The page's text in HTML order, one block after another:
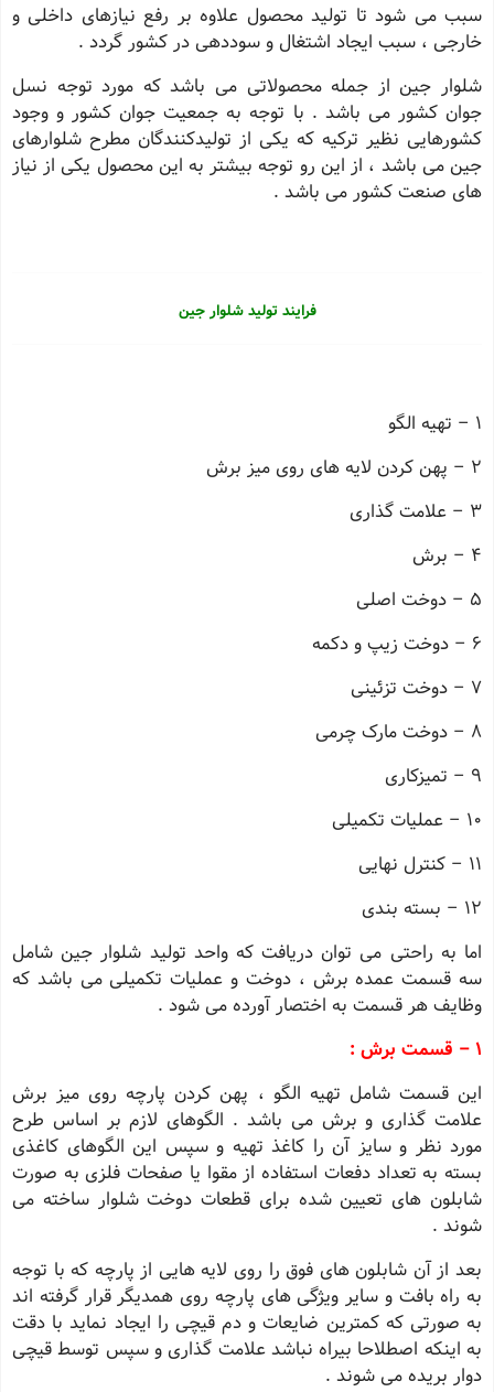
سبب می شود تا تولید محصول علاوه بر رفع نیازهای داخلی و
خارجی ، سبب ایجاد اشتغال و سوددهی در کشور گردد .
شلوار جین از جمله محصولاتی می باشد که مورد توجه نسل
جوان کشور می باشد . با توجه به جمعیت جوان کشور و وجود
کشورهایی نظیر ترکیه که یکی از تولیدکنندگان مطرح شلوارهای
جین می باشد ، از این رو توجه بیشتر به این محصول یکی از نیاز
های صنعت کشور می باشد .
فرایند تولید شلوار جین
1 – تهیه الگو
2 – پهن کردن لایه های روی میز برش
3 – علامت گذاری
4 – برش
5 – دوخت اصلی
6 – دوخت زیپ و دکمه
7 – دوخت تزئینی
8 – دوخت مارک چرمی
9 – تمیزکاری
10 – عملیات تکمیلی
11 – کنترل نهایی
12 – بسته بندی
اما به راحتی می توان دریافت که واحد تولید شلوار جین شامل
سه قسمت عمده برش ، دوخت و عملیات تکمیلی می باشد که
وظایف هر قسمت به اختصار آورده می شود .
1 – قسمت برش :
این قسمت شامل تهیه الگو ، پهن کردن پارچه روی میز برش
علامت گذاری و برش می باشد . الگوهای لازم بر اساس طرح
مورد نظر و سایز آن را کاغذ تهیه و سپس این الگوهای کاغذی
بسته به تعداد دفعات استفاده از مقوا یا صفحات فلزی به صورت
شابلون های تعیین شده برای قطعات دوخت شلوار ساخته می
شوند .
بعد از آن شابلون های فوق را روی لایه هایی از پارچه که با توجه
به راه بافت و سایر ویژگی های پارچه روی همدیگر قرار گرفته اند
به صورتی که کمترین ضایعات و دم قیچی را ایجاد نماید با دقت
به اینکه اصطلاحا بیراه نباشد علامت گذاری و سپس توسط قیچی
دوار بریده می شوند .